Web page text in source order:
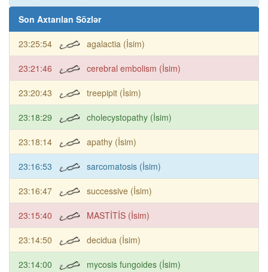
Son Axtarılan Sözlər
23:25:54 agalactia (İsim)
23:21:46 cerebral embolism (İsim)
23:20:43 treepipit (İsim)
23:18:29 cholecystopathy (İsim)
23:18:14 apathy (İsim)
23:16:53 sarcomatosis (İsim)
23:16:47 successive (İsim)
23:15:40 MASTİTİS (İsim)
23:14:50 decidua (İsim)
23:14:00 mycosis fungoides (İsim)